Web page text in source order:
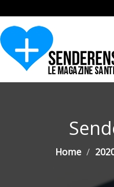
Home